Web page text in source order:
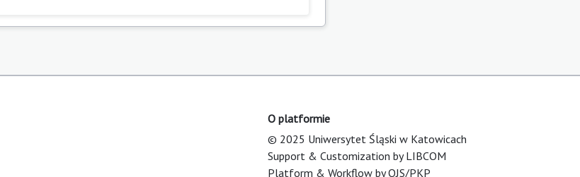
O platformie
© 2025 Uniwersytet Śląski w Katowicach
Support & Customization by LIBCOM
Platform & Workflow by OJS/PKP